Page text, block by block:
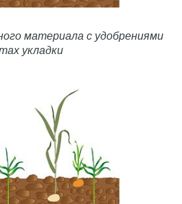
материала с удобрениями
укладки